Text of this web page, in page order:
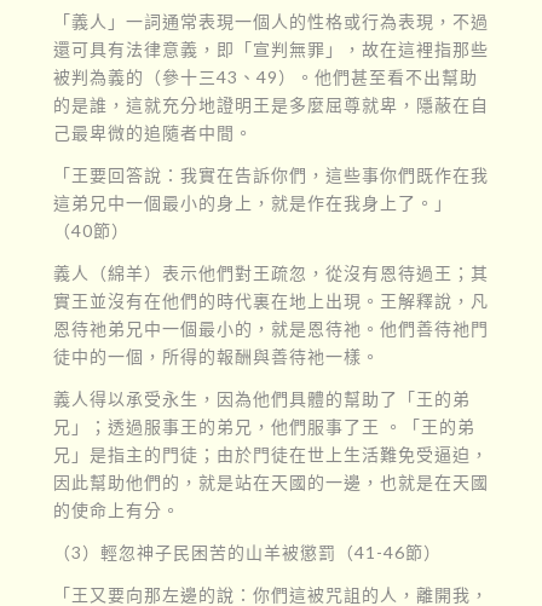
「義人」一詞通常表現一個人的性格或行為表現，不過
還可具有法律意義，即「宣判無罪」，故在這裡指那些
被判為義的（參十三43、49）。他們甚至看不出幫助
的是誰，這就充分地證明王是多麼屈尊就卑，隱蔽在自
己最卑微的追隨者中間。
「王要回答說：我實在告訴你們，這些事你們既作在我
這弟兄中一個最小的身上，就是作在我身上了。」
（40節）
義人（綿羊）表示他們對王疏忽，從沒有恩待過王；其
實王並沒有在他們的時代裏在地上出現。王解釋說，凡
恩待祂弟兄中一個最小的，就是恩待祂。他們善待祂門
徒中的一個，所得的報酬與善待祂一樣。
義人得以承受永生，因為他們具體的幫助了「王的弟
兄」；透過服事王的弟兄，他們服事了王 。「王的弟
兄」是指主的門徒；由於門徒在世上生活難免受逼迫，
因此幫助他們的，就是站在天國的一邊，也就是在天國
的使命上有分。
（3）輕忽神子民困苦的山羊被懲罰（41-46節）
「王又要向那左邊的說：你們這被咒詛的人，離開我，